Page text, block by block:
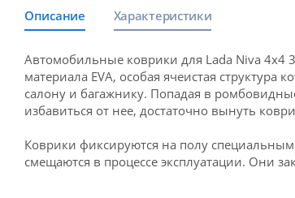
Описание Характеристики
Автомобильные коврики для Lada Niva 4x4
материала EVA, особая ячеистая структура
салону и багажнику. Попадая в
избавиться от нее, достаточно вынуть
Коврики фиксируются на полу
смещаются в процессе эксплуатации. Они